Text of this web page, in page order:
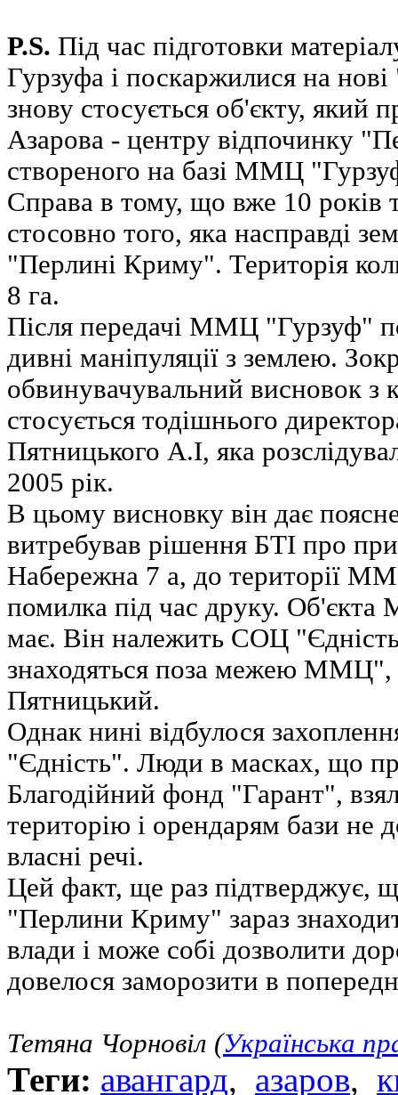
P.S. Під час підготовки
Гурзуфа і поскаржилися на
знову стосується об'єкту, який
Азарова - центру відпочинку
створеного на базі ММЦ
Справа в тому, що вже 10 років
стосовно того, яка насправді
"Перлині Криму". Територія
8 га.
Після передачі ММЦ "Гурзуф"
дивні маніпуляції з землею.
обвинувачувальний висновок з
стосується тодішнього
Пятницького А.І, яка
2005 рік.
В цьому висновку він дає
витребував рішення БТІ про
Набережна 7 а, до території
помилка під час друку.
має. Він належить СОЦ
знаходяться поза межею ММЦ",
Пятницький.
Однак нині відбулося
"Єдність". Люди в масках, що
Благодійний фонд "Гарант",
територію і орендарям бази не
власні речі.
Цей факт, ще раз підтверджує,
"Перлини Криму" зараз
влади і може собі дозволити
довелося заморозити в
Тетяна Чорновіл (Українська
Теги: авангард, азаров,